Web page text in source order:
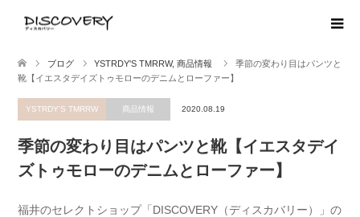
ブログ YSTRDY'S TMRRW, 商品情報
季節の変わり目はパンツと
靴【イエスタデイズトゥモローのデニムとローファー】
YSTRDY'S TMRRW 商品情報 2020.08.19
季節の変わり目はパンツと靴【イエスタデイ
ズトゥモローのデニムとローファー】
福井のセレクトショップ「DISCOVERY（ディスカバリー）」の